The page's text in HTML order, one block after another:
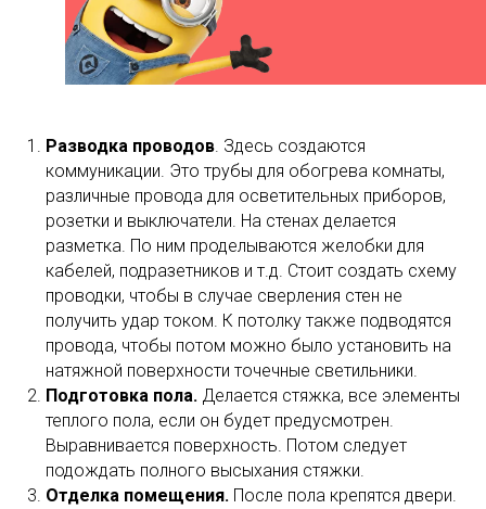
Разводка проводов. Здесь создаются
коммуникации. Это трубы для обогрева комнаты,
различные провода для осветительных приборов,
розетки и выключатели. На стенах делается
разметка. По ним проделываются желобки для
кабелей, подразетников и т.д. Стоит создать схему
проводки, чтобы в случае сверления стен не
получить удар током. К потолку также подводятся
провода, чтобы потом можно было установить на
натяжной поверхности точечные светильники.
Подготовка пола. Делается стяжка, все элементы
теплого пола, если он будет предусмотрен.
Выравнивается поверхность. Потом следует
подождать полного высыхания стяжки.
Отделка помещения. После пола крепятся двери.